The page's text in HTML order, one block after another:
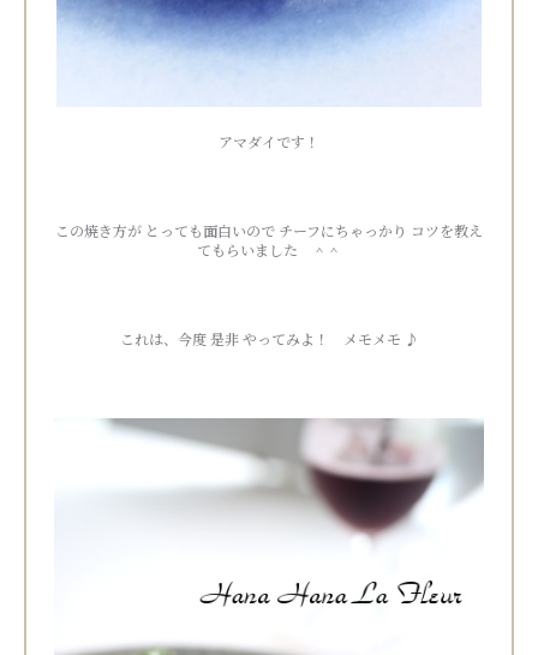
アマダイです！
この焼き方が とっても面白いので チーフにちゃっかり コツを教え
てもらいました ＾＾
これは、今度 是非 やってみよ！ メモメモ ♪